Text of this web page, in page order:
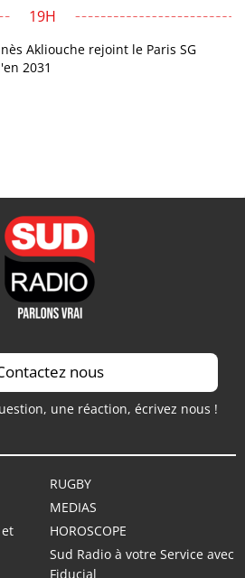
19H
Akliouche rejoint le Paris SG
2031
nous
une réaction, écrivez nous !
RUGBY
MEDIAS
HOROSCOPE
Sud Radio à votre Service avec
Fiducial